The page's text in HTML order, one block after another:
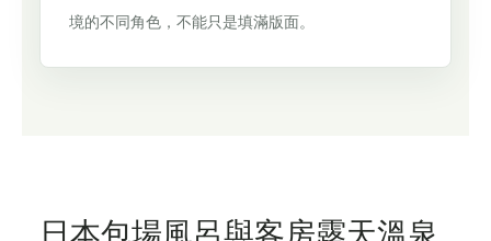
境的不同角色，不能只是填滿版面。
日本包場風呂與客房露天溫泉